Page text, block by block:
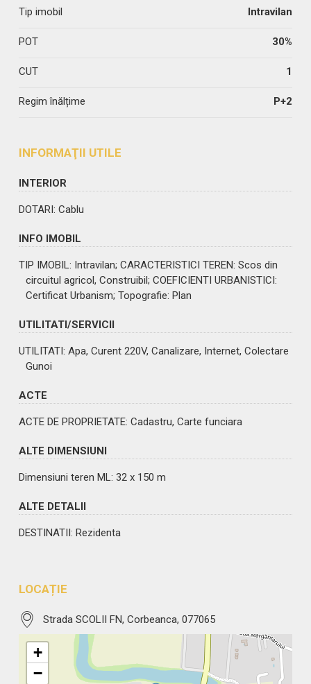
Tip imobil Intravilan
POT 30%
CUT 1
Regim înălțime P+2
INFORMAŢII UTILE
INTERIOR
DOTARI: Cablu
INFO IMOBIL
TIP IMOBIL: Intravilan; CARACTERISTICI TEREN: Scos din
circuitul agricol, Construibil; COEFICIENTI URBANISTICI:
Certificat Urbanism; Topografie: Plan
UTILITATI/SERVICII
UTILITATI: Apa, Curent 220V, Canalizare, Internet, Colectare
Gunoi
ACTE
ACTE DE PROPRIETATE: Cadastru, Carte funciara
ALTE DIMENSIUNI
Dimensiuni teren ML: 32 x 150 m
ALTE DETALII
DESTINATII: Rezidenta
LOCAȚIE
Strada SCOLII FN, Corbeanca, 077065
+
−